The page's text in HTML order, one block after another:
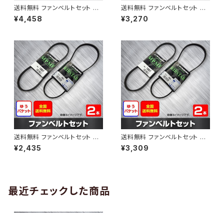
送料無料 ファンベルトセット 日
産 アベニール 型式PW11 H12.1
0～H14.08 （国内トップメーカ
¥4,458
送料無料 ファンベルトセット 日
産 サニー 型式B15 H10.10～H
12.09 （国内トップメーカー） 2
¥3,270
送料無料 ファンベルトセット 日
産 モコ 型式MG21S H15.05～
（国内トップメーカー） 2本セット
¥2,435
送料無料 ファンベルトセット 日
産 パルサーセリエ 型式FN15 H
11.10～ （国内トップメーカー） 2
¥3,309
最近チェックした商品